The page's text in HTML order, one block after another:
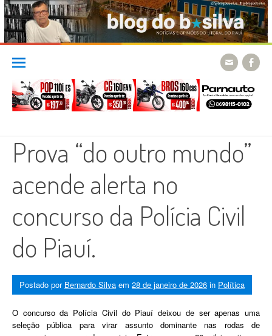
Skip
content
Prova “do outro mundo”
acende alerta no
concurso da Polícia Civil
do Piauí.
Postado por Bernardo Silva em 28 de janeiro de 2026 in Política
O concurso da Polícia Civil do Piauí deixou de ser apenas uma
seleção pública para virar assunto dominante nas rodas de